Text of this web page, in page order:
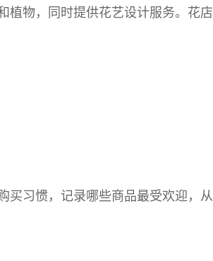
植物，同时提供花艺设计服务。花店
买习惯，记录哪些商品最受欢迎，从